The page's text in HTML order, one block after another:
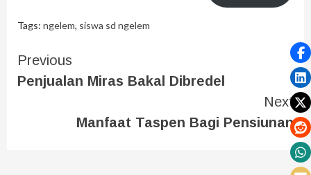
Tags: ngelem, siswa sd ngelem
Previous
Penjualan Miras Bakal Dibredel
Next
Manfaat Taspen Bagi Pensiunan